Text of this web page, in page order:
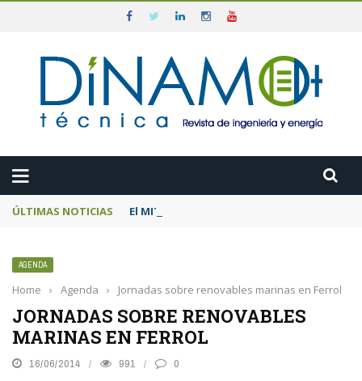
ÚLTIMAS NOTICIAS El MITECO prepara una subasta de 600
AGENDA
Home › Agenda › Jornadas sobre renovables marinas en Ferrol
JORNADAS SOBRE RENOVABLES
MARINAS EN FERROL
16/06/2014 991 0